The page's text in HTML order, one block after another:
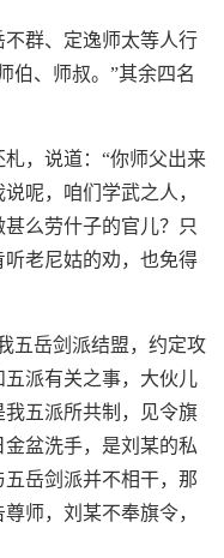
群、定逸师太等人行
伯、师叔。”其余四名
，说道：“你师父出来
呢，咱们学武之人，
么劳什子的官儿？只
老尼姑的劝，也免得
五岳剑派结盟，约定攻
派有关之事，大伙儿
五派所共制，见令旗
盆洗手，是刘某的私
岳剑派并不相干，那
师，刘某不奉旗令，